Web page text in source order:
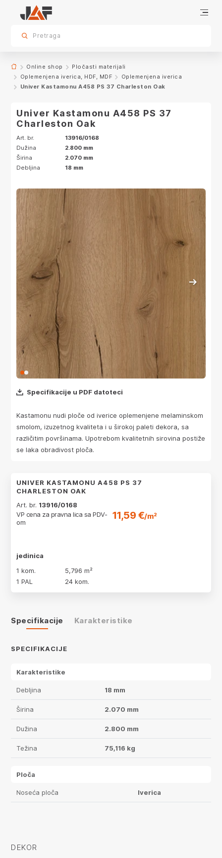
sr.skip-to.main-content
sr.skip-to.table-of-contents
sr.skip-to.main-navigation
Specifikacije
Karakteristike
Pretraga
Online shop
Pločasti materijali
Oplemenjena iverica, HDF, MDF
Oplemenjena iverica
Univer Kastamonu A458 PS 37 Charleston Oak
Univer Kastamonu A458 PS 37
Charleston Oak
Art. br.
13916/0168
Dužina
2.800 mm
Širina
2.070 mm
Debljina
18 mm
Specifikacije u PDF datoteci
Kastamonu nudi ploče od iverice oplemenjene melaminskom
smolom, izuzetnog kvaliteta i u širokoj paleti dekora, sa
različitim površinama. Upotrebom kvalitetnih sirovina postiže
se laka obradivost ploča.
UNIVER KASTAMONU A458 PS 37
CHARLESTON OAK
Art. br. 13916/0168
VP cena za pravna lica sa PDV-
om
11,59 €/m²
jedinica
1 kom.
5,796 m²
1 PAL
24 kom.
Specifikacije Karakteristike
SPECIFIKACIJE
Karakteristike
Debljina 18 mm
Širina 2.070 mm
Dužina 2.800 mm
Težina 75,116 kg
Ploča
Noseća ploča Iverica
DEKOR